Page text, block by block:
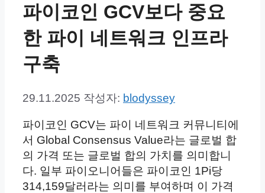
파이코인 GCV보다 중요
한 파이 네트워크 인프라
구축
29.11.2025 작성자: blodyssey
파이코인 GCV는 파이 네트워크 커뮤니티에
서 Global Consensus Value라는 글로벌 합
의 가격 또는 글로벌 합의 가치를 의미합니
다. 일부 파이오니어들은 파이코인 1Pi당
314,159달러라는 의미를 부여하며 이 가격